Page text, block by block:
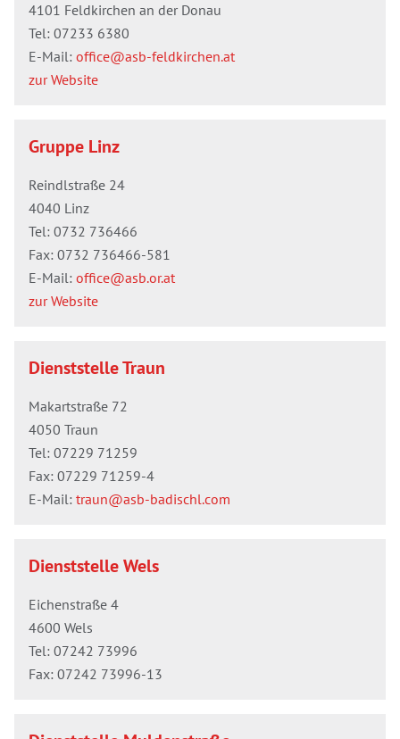
4101 Feldkirchen an der Donau
Tel: 07233 6380
E-Mail: office@asb-feldkirchen.at
zur Website
Gruppe Linz
Reindlstraße 24
4040 Linz
Tel: 0732 736466
Fax: 0732 736466-581
E-Mail: office@asb.or.at
zur Website
Dienststelle Traun
Makartstraße 72
4050 Traun
Tel: 07229 71259
Fax: 07229 71259-4
E-Mail: traun@asb-badischl.com
Dienststelle Wels
Eichenstraße 4
4600 Wels
Tel: 07242 73996
Fax: 07242 73996-13